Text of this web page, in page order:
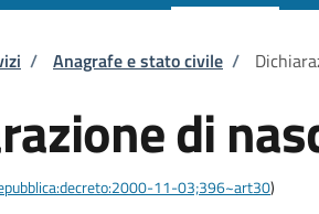
di pane
/ Anagrafe e stato civile /
di
11-03;396~art30)